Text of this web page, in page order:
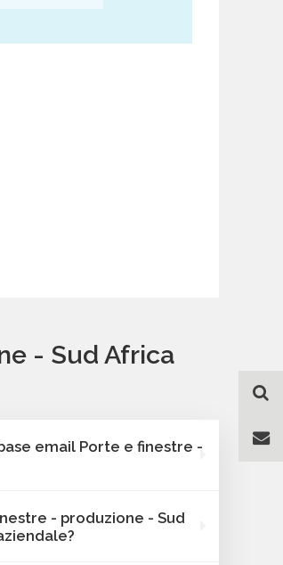
- Sud Africa
email Porte e finestre -
Oltre a questi, le
selezionato: potrai
- produzione - Sud